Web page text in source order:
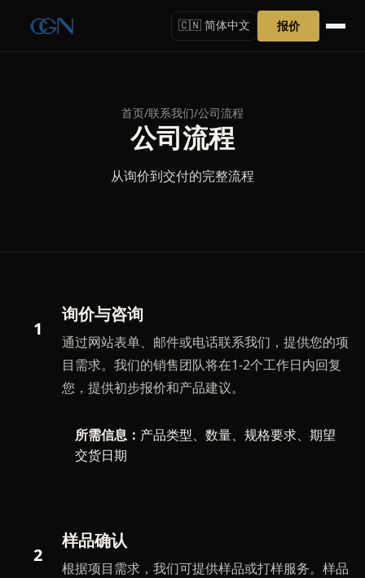
🇨🇳 简体中文 报价
首页/联系我们/公司流程
公司流程
从询价到交付的完整流程
1
询价与咨询
通过网站表单、邮件或电话联系我们，提供您的项
目需求。我们的销售团队将在1-2个工作日内回复
您，提供初步报价和产品建议。
所需信息： 产品类型、数量、规格要求、期望
交货日期
2
样品确认
根据项目需求，我们可提供样品或打样服务。样品